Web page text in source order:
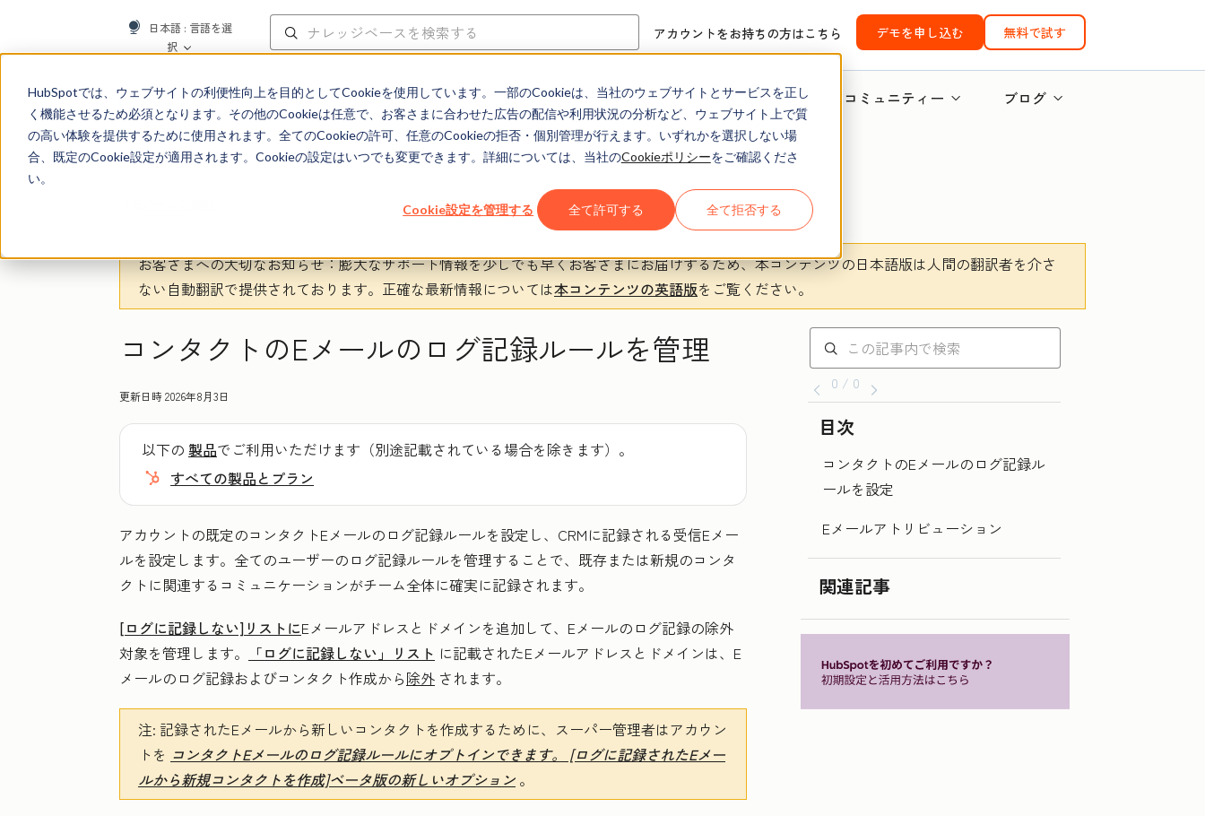
HubSpotでは、ウェブサイトの利便性向上を目的としてCookieを使用しています。一部のCookieは、当社のウェブサイトとサービスを正し
く機能させるため必須となります。その他のCookieは任意で、お客さまに合わせた広告の配信や利用状況の分析など、ウェブサイト上で質
の高い体験を提供するために使用されます。全てのCookieの許可、任意のCookieの拒否・個別管理が行えます。いずれかを選択しない場
合、既定のCookie設定が適用されます。Cookieの設定はいつでも変更できます。詳細については、当社のCookieポリシーをご確認くださ
い。
Cookie設定を管理する 全て許可する 全て拒否する
日本語 : 言語を選
択
アカウントをお持ちの方はこちら デモを申し込む 無料で試す
ナレッジベース ヘルプセンター ドキュメント トレーニング コミュニティー ブログ
お客さまへの大切なお知らせ：膨大なサポート情報を少しでも早くお客さまにお届けするため、本コンテンツの日本語版は人間の翻訳者を介さ
ない自動翻訳で提供されております。 正確な最新情報については本コンテンツの英語版をご覧ください。
コンタクトのEメールのログ記録ルールを管理
更新日時2026年8月3日
以下の 製品でご利用いただけます（別途記載されている場合を除きます）。
すべての製品とプラン
アカウントの既定のコンタクトEメールのログ記録ルールを設定し、CRMに記録される受信Eメー
ルを設定します。 全てのユーザーのログ記録ルールを管理することで、既存または新規のコンタ
クトに関連するコミュニケーションがチーム全体に確実に記録されます。
[ログに記録しない]リストにEメールアドレスとドメインを追加して、Eメールのログ記録の除外
対象を管理します。
「ログに記録しない」リスト に記載されたEメールアドレスとドメインは、E
メールのログ記録およびコンタクト作成から除外 されます。
注: 記録されたEメールから新しいコンタクトを作成するために、スーパー管理者はアカウン
トを コンタクトEメールのログ記録ルールにオプトインできます。 [ログに記録されたEメー
ルから新規コンタクトを作成]ベータ版の新しいオプション 。
0 / 0
目次
コンタクトのEメールのログ記録ル
ールを設定
Eメールアトリビューション
関連記事